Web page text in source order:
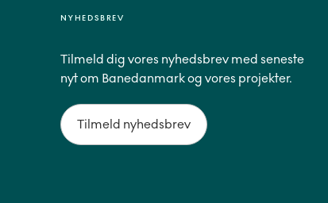
NYHEDSBREV
Tilmeld dig vores nyhedsbrev med seneste
nyt om Banedanmark og vores projekter.
Tilmeld nyhedsbrev